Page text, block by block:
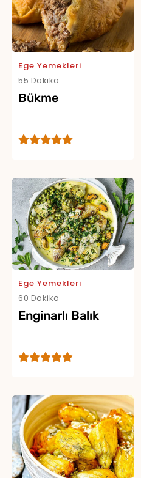
Ege Yemekleri
55 Dakika
Bükme
Ege Yemekleri
60 Dakika
Enginarlı Balık